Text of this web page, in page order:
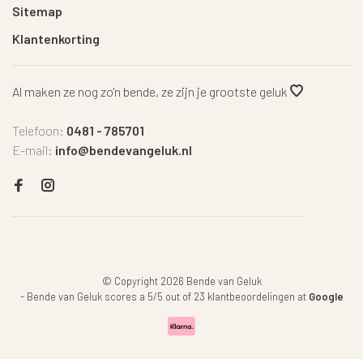
Sitemap
Klantenkorting
Al maken ze nog zo'n bende, ze zijn je grootste geluk
Telefoon: 0481 - 785701
E-mail: info@bendevangeluk.nl
© Copyright 2026 Bende van Geluk
- Bende van Geluk scores a 5/5 out of 23 klantbeoordelingen at Google